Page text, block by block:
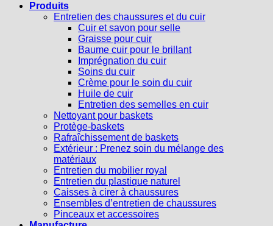
Produits
Entretien des chaussures et du cuir
Cuir et savon pour selle
Graisse pour cuir
Baume cuir pour le brillant
Imprégnation du cuir
Soins du cuir
Crème pour le soin du cuir
Huile de cuir
Entretien des semelles en cuir
Nettoyant pour baskets
Protège-baskets
Rafraîchissement de baskets
Extérieur : Prenez soin du mélange des
matériaux
Entretien du mobilier royal
Entretien du plastique naturel
Caisses à cirer à chaussures
Ensembles d’entretien de chaussures
Pinceaux et accessoires